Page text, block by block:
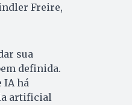
Freire,
sua
definida.
IA há
artificial